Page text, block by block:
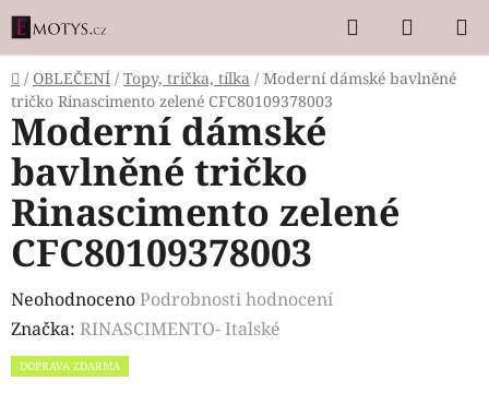
Přejít
na
obsah
Hledat
KOŠÍK
Domů
/ OBLEČENÍ / Topy, trička, tílka / Moderní dámské bavlněné
tričko Rinascimento zelené CFC80109378003
Moderní dámské
bavlněné tričko
Rinascimento zelené
CFC80109378003
Průměrné
hodnocení
produktu
NeohodnocenoPodrobnosti hodnocení
Značka: RINASCIMENTO- Italské
DOPRAVA ZDARMA